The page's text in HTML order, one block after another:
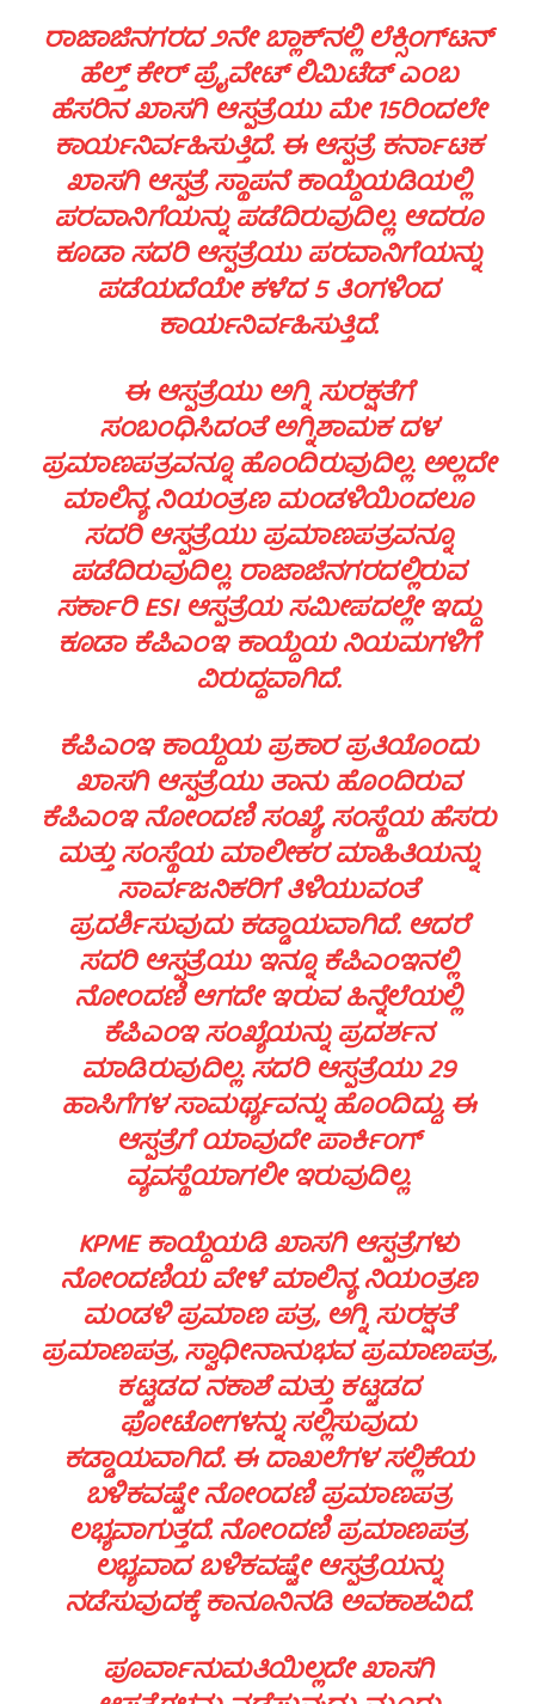
ರಾಜಾಜಿನಗರದ ೨ನೇ ಬ್ಲಾಕ್‌ನಲ್ಲಿ ಲೆಕ್ಸಿಂಗ್‌ಟನ್‌
ಹೆಲ್ತ್‌ ಕೇರ್‌ ಪ್ರೈವೇಟ್‌ ಲಿಮಿಟೆಡ್‌ ಎಂಬ
ಹೆಸರಿನ ಖಾಸಗಿ ಆಸ್ಪತ್ರೆಯು ಮೇ 15ರಿಂದಲೇ
ಕಾರ್ಯನಿರ್ವಹಿಸುತ್ತಿದೆ. ಈ ಆಸ್ಪತ್ರೆ ಕರ್ನಾಟಕ
ಖಾಸಗಿ ಆಸ್ಪತ್ರೆ ಸ್ಥಾಪನೆ ಕಾಯ್ದೆಯಡಿಯಲ್ಲಿ
ಪರವಾನಿಗೆಯನ್ನು ಪಡೆದಿರುವುದಿಲ್ಲ. ಆದರೂ
ಕೂಡಾ ಸದರಿ ಆಸ್ಪತ್ರೆಯು ಪರವಾನಿಗೆಯನ್ನು
ಪಡೆಯದೆಯೇ ಕಳೆದ 5 ತಿಂಗಳಿಂದ
ಕಾರ್ಯನಿರ್ವಹಿಸುತ್ತಿದೆ.
ಈ ಆಸ್ಪತ್ರೆಯು ಅಗ್ನಿ ಸುರಕ್ಷತೆಗೆ
ಸಂಬಂಧಿಸಿದಂತೆ ಅಗ್ನಿಶಾಮಕ ದಳ
ಪ್ರಮಾಣಪತ್ರವನ್ನೂ ಹೊಂದಿರುವುದಿಲ್ಲ. ಅಲ್ಲದೇ
ಮಾಲಿನ್ಯ ನಿಯಂತ್ರಣ ಮಂಡಳಿಯಿಂದಲೂ
ಸದರಿ ಆಸ್ಪತ್ರೆಯು ಪ್ರಮಾಣಪತ್ರವನ್ನೂ
ಪಡೆದಿರುವುದಿಲ್ಲ. ರಾಜಾಜಿನಗರದಲ್ಲಿರುವ
ಸರ್ಕಾರಿ ESI ಆಸ್ಪತ್ರೆಯ ಸಮೀಪದಲ್ಲೇ ಇದ್ದು
ಕೂಡಾ ಕೆಪಿಎಂಇ ಕಾಯ್ದೆಯ ನಿಯಮಗಳಿಗೆ
ವಿರುದ್ಧವಾಗಿದೆ.
ಕೆಪಿಎಂಇ ಕಾಯ್ದೆಯ ಪ್ರಕಾರ ಪ್ರತಿಯೊಂದು
ಖಾಸಗಿ ಆಸ್ಪತ್ರೆಯು ತಾನು ಹೊಂದಿರುವ
ಕೆಪಿಎಂಇ ನೋಂದಣಿ ಸಂಖ್ಯೆ, ಸಂಸ್ಥೆಯ ಹೆಸರು
ಮತ್ತು ಸಂಸ್ಥೆಯ ಮಾಲೀಕರ ಮಾಹಿತಿಯನ್ನು
ಸಾರ್ವಜನಿಕರಿಗೆ ತಿಳಿಯುವಂತೆ
ಪ್ರದರ್ಶಿಸುವುದು ಕಡ್ಡಾಯವಾಗಿದೆ. ಆದರೆ
ಸದರಿ ಆಸ್ಪತ್ರೆಯು ಇನ್ನೂ ಕೆಪಿಎಂಇನಲ್ಲಿ
ನೋಂದಣಿ ಆಗದೇ ಇರುವ ಹಿನ್ನೆಲೆಯಲ್ಲಿ
ಕೆಪಿಎಂಇ ಸಂಖ್ಯೆಯನ್ನು ಪ್ರದರ್ಶನ
ಮಾಡಿರುವುದಿಲ್ಲ. ಸದರಿ ಆಸ್ಪತ್ರೆಯು 29
ಹಾಸಿಗೆಗಳ ಸಾಮರ್ಥ್ಯವನ್ನು ಹೊಂದಿದ್ದು, ಈ
ಆಸ್ಪತ್ರೆಗೆ ಯಾವುದೇ ಪಾರ್ಕಿಂಗ್‌
ವ್ಯವಸ್ಥೆಯಾಗಲೀ ಇರುವುದಿಲ್ಲ.
KPME ಕಾಯ್ದೆಯಡಿ ಖಾಸಗಿ ಆಸ್ಪತ್ರೆಗಳು
ನೋಂದಣಿಯ ವೇಳೆ ಮಾಲಿನ್ಯ ನಿಯಂತ್ರಣ
ಮಂಡಳಿ ಪ್ರಮಾಣ ಪತ್ರ, ಅಗ್ನಿ ಸುರಕ್ಷತೆ
ಪ್ರಮಾಣಪತ್ರ, ಸ್ವಾಧೀನಾನುಭವ ಪ್ರಮಾಣಪತ್ರ,
ಕಟ್ಟಡದ ನಕಾಶೆ ಮತ್ತು ಕಟ್ಟಡದ
ಫೋಟೋಗಳನ್ನು ಸಲ್ಲಿಸುವುದು
ಕಡ್ಡಾಯವಾಗಿದೆ. ಈ ದಾಖಲೆಗಳ ಸಲ್ಲಿಕೆಯ
ಬಳಿಕವಷ್ಟೇ ನೋಂದಣಿ ಪ್ರಮಾಣಪತ್ರ
ಲಭ್ಯವಾಗುತ್ತದೆ. ನೋಂದಣಿ ಪ್ರಮಾಣಪತ್ರ
ಲಭ್ಯವಾದ ಬಳಿಕವಷ್ಟೇ ಆಸ್ಪತ್ರೆಯನ್ನು
ನಡೆಸುವುದಕ್ಕೆ ಕಾನೂನಿನಡಿ ಅವಕಾಶವಿದೆ.
ಪೂರ್ವಾನುಮತಿಯಿಲ್ಲದೇ ಖಾಸಗಿ